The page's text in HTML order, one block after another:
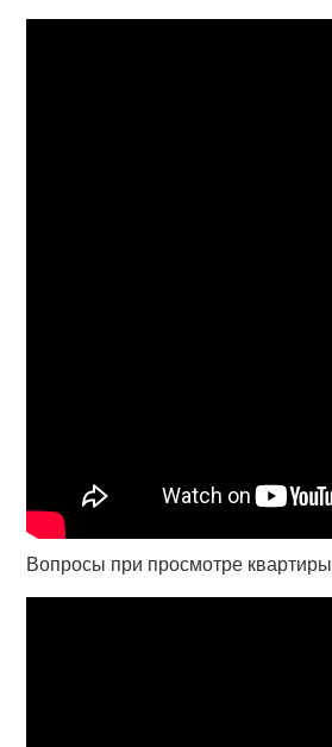
Вопросы при просмотре квартиры